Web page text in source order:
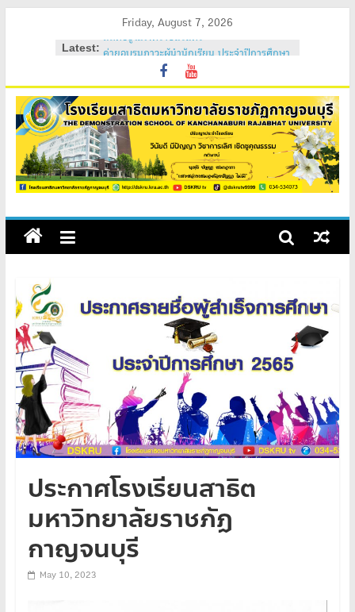
Friday, August 7, 2026
Latest:
ค่ายอบรมภาวะผู้นำนักเรียน ประจำปีการศึกษา
วันสถาปนาโรงเรียนสาธิต 2569
ค่ายคุณธรรม จริยธรรม นักเรียนใหม่ 2569
ค่ายปรับพื้นฐานนักเรียนใหม่ 2569 (ม.1 และ
ม.4)
สถิตอยู่ในใจตราบนิรันดร์
ประกาศโรงเรียนสาธิต
มหาวิทยาลัยราชภัฏ
กาญจนบุรี
May 10, 2023